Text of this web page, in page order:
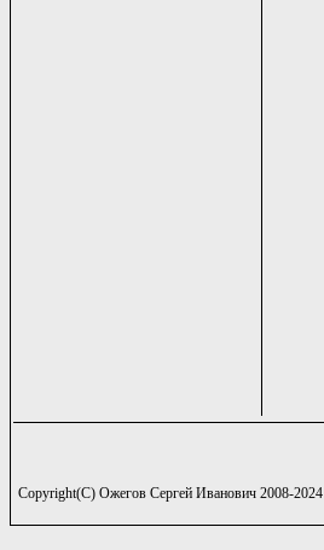
Copyright(C) Ожегов Сергей Иванович 2008-2024